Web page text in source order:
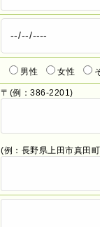
男性 女性
〒(例：386-2201)
(例：長野県上田市真田